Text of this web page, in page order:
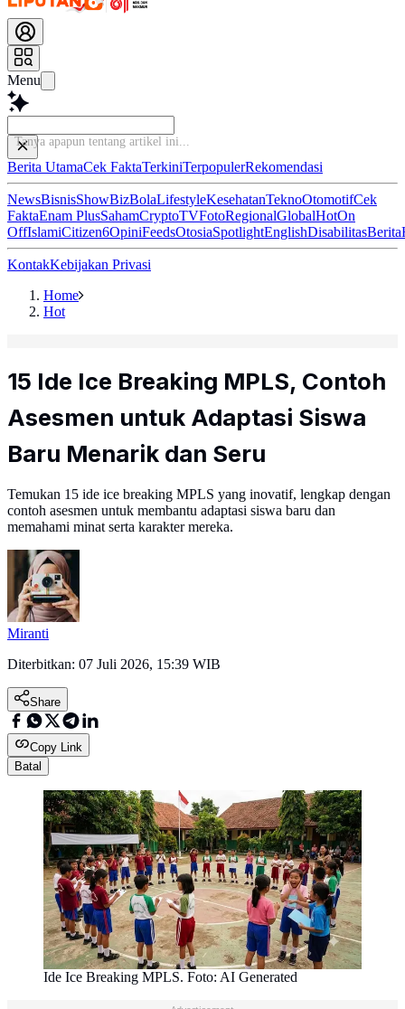
Menu
B
Berita UtamaCek FaktaTerkiniTerpopulerRekomendasi
NewsBisnisShowBizBolaLifestyleKesehatanTeknoOtomotifCek
FaktaEnam PlusSahamCryptoTVFotoRegionalGlobalHotOn
OffIslamiCitizen6OpiniFeedsOtosiaSpotlightEnglishDisabilitasBerita
KontakKebijakan Privasi
Home
Hot
15 Ide Ice Breaking MPLS, Contoh
Asesmen untuk Adaptasi Siswa
Baru Menarik dan Seru
Temukan 15 ide ice breaking MPLS yang inovatif, lengkap dengan
contoh asesmen untuk membantu adaptasi siswa baru dan
memahami minat serta karakter mereka.
Miranti
Diterbitkan: 07 Juli 2026, 15:39 WIB
Share
Copy Link
Batal
Ide Ice Breaking MPLS. Foto: AI Generated